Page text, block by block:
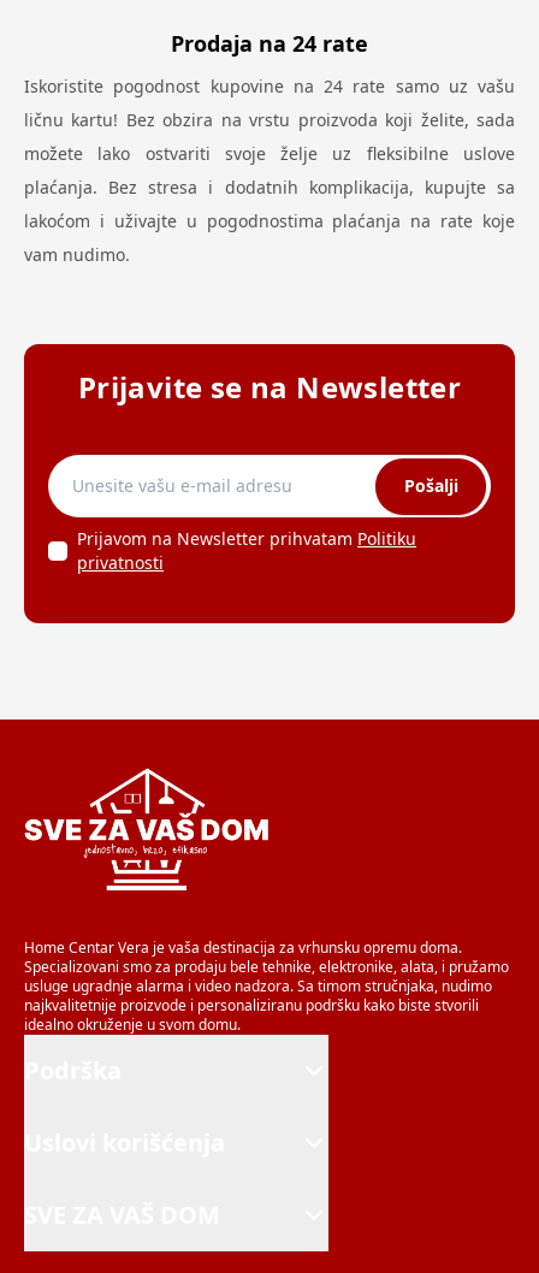
Prodaja na 24 rate
Iskoristite pogodnost kupovine na 24 rate samo uz vašu
ličnu kartu! Bez obzira na vrstu proizvoda koji želite, sada
možete lako ostvariti svoje želje uz fleksibilne uslove
plaćanja. Bez stresa i dodatnih komplikacija, kupujte sa
lakoćom i uživajte u pogodnostima plaćanja na rate koje
vam nudimo.
Prijavite se na Newsletter
Pošalji
Prijavom na Newsletter prihvatam Politiku
privatnosti
Home Centar Vera je vaša destinacija za vrhunsku opremu doma.
Specializovani smo za prodaju bele tehnike, elektronike, alata, i pružamo
usluge ugradnje alarma i video nadzora. Sa timom stručnjaka, nudimo
najkvalitetnije proizvode i personaliziranu podršku kako biste stvorili
idealno okruženje u svom domu.